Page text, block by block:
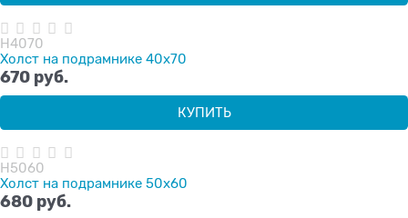
H4070
Холст на подрамнике 40х70
670 руб.
КУПИТЬ
H5060
Холст на подрамнике 50х60
680 руб.